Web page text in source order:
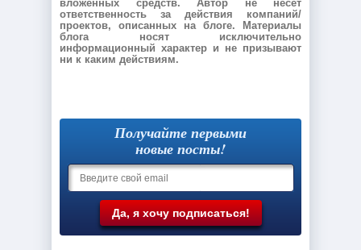
вложенных средств. Автор не несет
ответственность за действия компаний/
проектов, описанных на блоге. Материалы
блога носят исключительно
информационный характер и не призывают
ни к каким действиям.
Получайте первыми
новые посты!